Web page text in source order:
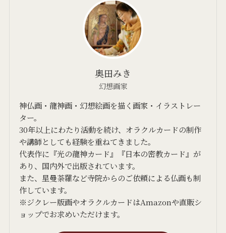
奥田みき
幻想画家
神仏画・龍神画・幻想絵画を描く画家・イラストレー
ター。
30年以上にわたり活動を続け、オラクルカードの制作
や講師としても経験を重ねてきました。
代表作に『光の龍神カード』『日本の密教カード』が
あり、国内外で出版されています。
また、星曼荼羅など寺院からのご依頼による仏画も制
作しています。
※ジクレー版画やオラクルカードはAmazonや直販シ
ョップでお求めいただけます。